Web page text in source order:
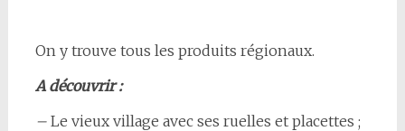
On y trouve tous les produits régionaux.
A découvrir :
– Le vieux village avec ses ruelles et placettes ;